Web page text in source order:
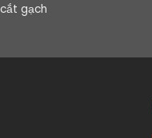
gạch